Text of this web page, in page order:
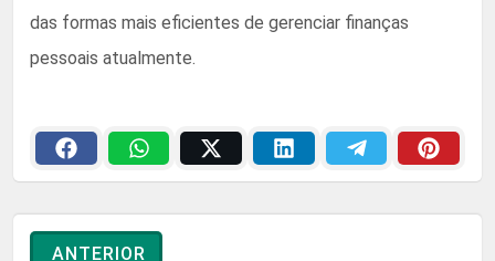
das formas mais eficientes de gerenciar finanças
pessoais atualmente.
ANTERIOR